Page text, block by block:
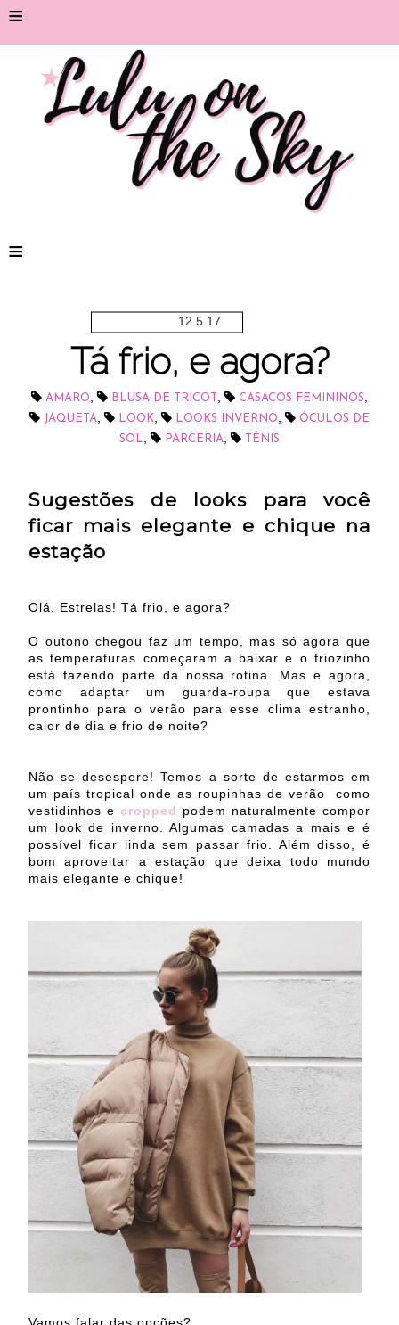
≡
≡
12.5.17
Tá frio, e agora?
AMARO, BLUSA DE TRICOT , CASACOS FEMININOS,
JAQUETA, LOOK, LOOKS INVERNO,
ÓCULOS DE
SOL, PARCERIA, TÊNIS
Sugestões de looks para você
ficar mais elegante e chique na
estação
Olá, Estrelas! Tá frio, e agora?
O outono chegou faz um tempo, mas só agora que
as temperaturas começaram a baixar e o friozinho
está fazendo parte da nossa rotina. Mas e agora,
como adaptar um guarda-roupa que estava
prontinho para o verão para esse clima estranho,
calor de dia e frio de noite?
Não se desespere! Temos a sorte de estarmos em
um país tropical onde as roupinhas de verão como
vestidinhos e cropped podem naturalmente compor
um look de inverno. Algumas camadas a mais e é
possível ficar linda sem passar frio. Além disso, é
bom aproveitar a estação que deixa todo mundo
mais elegante e chique!